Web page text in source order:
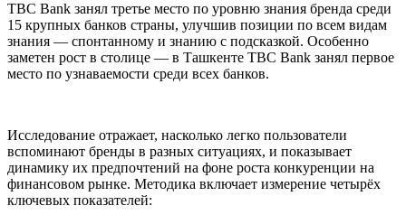
TBC Bank занял третье место по уровню знания бренда среди
15 крупных банков страны, улучшив позиции по всем видам
знания — спонтанному и знанию с подсказкой. Особенно
заметен рост в столице — в Ташкенте TBC Bank занял первое
место по узнаваемости среди всех банков.
Исследование отражает, насколько легко пользователи
вспоминают бренды в разных ситуациях, и показывает
динамику их предпочтений на фоне роста конкуренции на
финансовом рынке. Методика включает измерение четырёх
ключевых показателей: